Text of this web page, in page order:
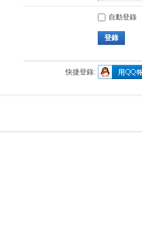
自動登錄
登錄
快捷登錄: